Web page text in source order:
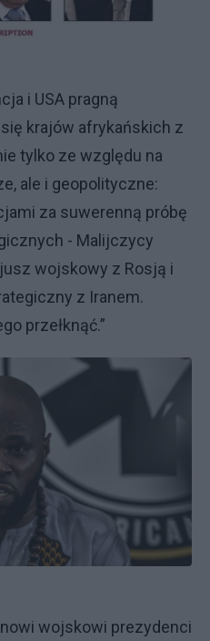
i USA pragną
krajów afrykańskich z
tylko ze względu na
ale i geopolityczne:
za suwerenną próbę
- Malijczycy
wojskowy z Rosją i
z Iranem.
przełknąć.”
wojskowi prezydenci